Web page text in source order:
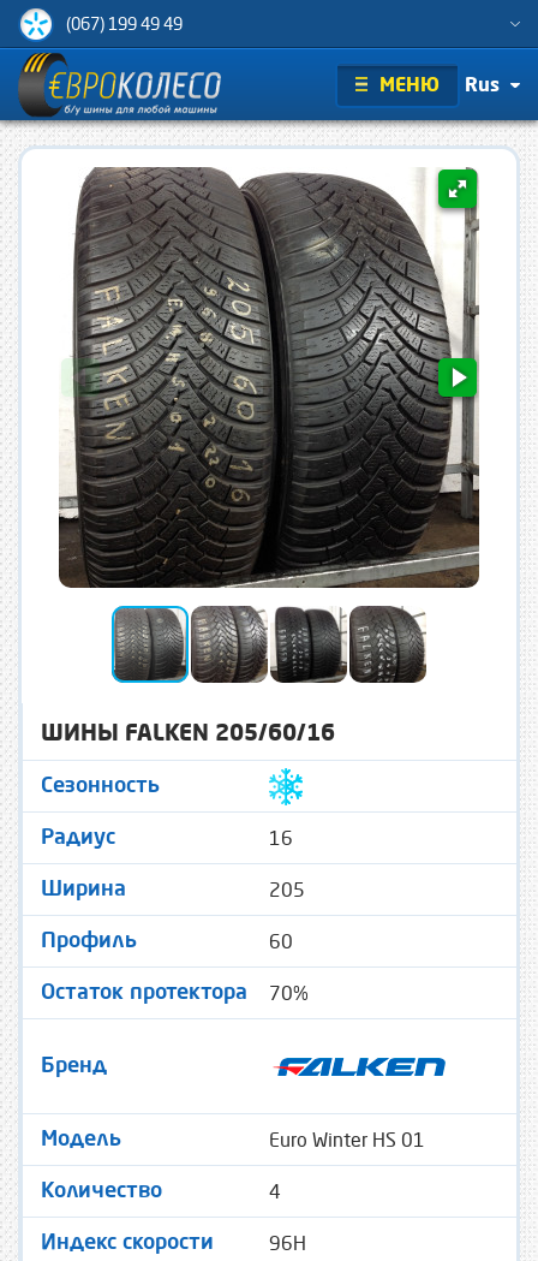
(067) 199 49 49
МЕНЮ Rus
ШИНЫ FALKEN 205/60/16
Сезонность
Радиус 16
Ширина 205
Профиль 60
Остаток протектора 70%
Бренд
Модель Euro Winter HS 01
Количество 4
Индекс скорости 96H